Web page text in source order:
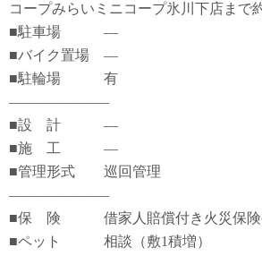
コープみらいミニコープ氷川下店まで
■駐車場 ―
■バイク置場 ―
■駐輪場 有
―――――――
■設 計 ―
■施 工 ―
■管理形式 巡回管理
―――――――
■保 険 借家人賠償付き火災保険
■ペット 相談（敷1積増）